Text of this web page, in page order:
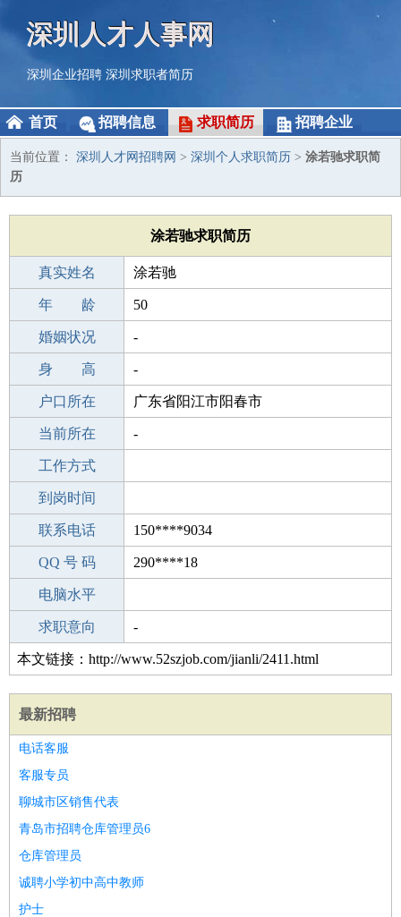
深圳人才人事网
深圳企业招聘 深圳求职者简历
首页 招聘信息 求职简历 招聘企业
当前位置： 深圳人才网招聘网 > 深圳个人求职简历 > 涂若驰求职简
历
涂若驰求职简历
真实姓名 涂若驰
性 别 男
年 龄 50
出生年月 1976-11-26
婚姻状况 -
学 历 高中
身 高 -
毕业学校 淄博徐家庄乡徐家庄中学
户口所在 广东省阳江市阳春市
所学专业 -
当前所在 -
工作经验
工作方式
驾 照
到岗时间
期望月薪
联系电话 150****9034
手机号码 150****9034
QQ 号 码 290****18
微信号码
电脑水平
外语水平
求职意向 -
本文链接：http://www.52szjob.com/jianli/2411.html
最新招聘
电话客服
客服专员
聊城市区销售代表
青岛市招聘仓库管理员6
仓库管理员
诚聘小学初中高中教师
护士